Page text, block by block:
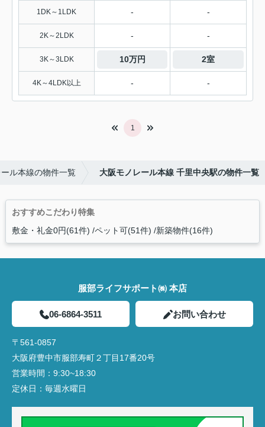
1DK～1LDK - -
2K～2LDK - -
3K～3LDK 10万円 2室
4K～4LDK以上 - -
1
ル本線の物件一覧 大阪モノレール本線 千里中央駅の物件一覧
おすすめこだわり特集
敷金・礼金0円(61件) ペット可(51件) 新築物件(16件)
服部ライフサポート㈱ 本店
06-6864-3511 お問い合わせ
〒561-0857
大阪府豊中市服部寿町２丁目17番20号
営業時間： 9:30~18:30
定休日： 毎週水曜日